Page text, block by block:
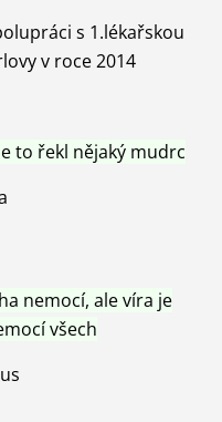
s 1.lékařskou
v roce 2014
to řekl nějaký mudrc
nemocí, ale víra je
všech